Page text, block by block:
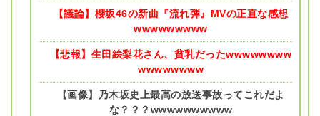
【議論】櫻坂46の新曲『流れ弾』MVの正直な感想
wwwwwwwww
【悲報】生田絵梨花さん、貧乳だったwwwwwwww
wwwwwwww
【画像】乃木坂史上最高の放送事故ってこれだよ
な？？？wwwwwwwwww